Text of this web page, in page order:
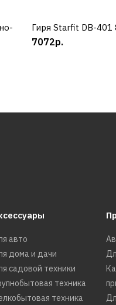
Гиря Starfit DB-401
7072р.
авто
дома и дачи
садовой техники
техника
техника